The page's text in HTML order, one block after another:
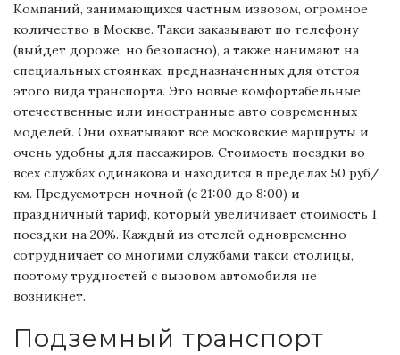
Компаний, занимающихся частным извозом, огромное
количество в Москве. Такси заказывают по телефону
(выйдет дороже, но безопасно), а также нанимают на
специальных стоянках, предназначенных для отстоя
этого вида транспорта. Это новые комфортабельные
отечественные или иностранные авто современных
моделей. Они охватывают все московские маршруты и
очень удобны для пассажиров. Стоимость поездки во
всех службах одинакова и находится в пределах 50 руб/
км. Предусмотрен ночной (с 21:00 до 8:00) и
праздничный тариф, который увеличивает стоимость 1
поездки на 20%. Каждый из отелей одновременно
сотрудничает со многими службами такси столицы,
поэтому трудностей с вызовом автомобиля не
возникнет.
Подземный транспорт